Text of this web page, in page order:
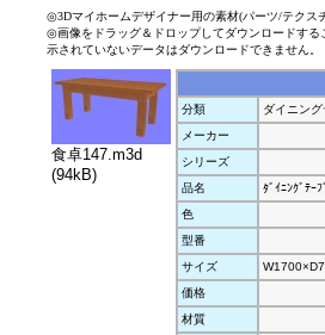
◎3Dマイホームデザイナー用の素材(パーツ/テクス
◎画像をドラッグ＆ドロップしてダウンロードす
示されていないデータはダウンロードできません。
食卓147.m3d
(94kB)
分類
ダイニン
メーカー
シリーズ
品名
ﾀﾞｲﾆﾝｸﾞﾃｰﾌ
色
型番
サイズ
価格
材質